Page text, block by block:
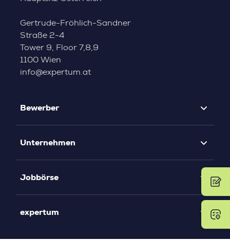
Gertrude-Fröhlich-Sandner
Straße 2-4
Tower 9, Floor 7,8,9
1100 Wien
info@expertum.at
Bewerber
Unternehmen
Jobbörse
expertum